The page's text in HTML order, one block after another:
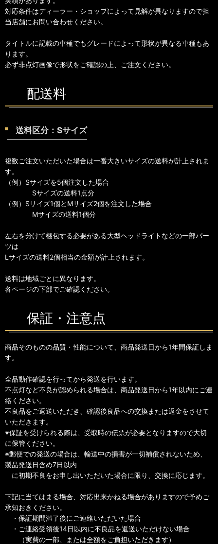
対応条件はディーラー・ショップによって見解が異なりますので担
当店舗にお問い合わせください。
タイトルに記載の車種でもグレードによって形状が異なる車種もあ
ります。
必ず非点灯画像で形状をご確認の上、ご注文ください。
配送料
送料区分：Sサイズ
複数ご注文いただいた場合は一番大きいサイズの送料が計上されま
す。
（例）Sサイズを5個注文した場合
Sサイズの送料1点分
（例）Sサイズ1個とMサイズ2個を注文した場合
Mサイズの送料1個分
左右を分けて梱包する必要がある大型ヘッドライトなどの一部パー
ツは
Lサイズの送料2個相当の金額が計上されます。
送料は地域ごとに異なります。
各ページの下部でご確認ください。
保証・注意点
商品そのものの品質・性能について、商品発送日から1年間保証しま
す。
全品動作確認を行ってから発送を行います。
不点灯など不良が認められる場合は、商品発送日から1年以内にご連
絡ください。
不良品をご返送いただき、確認後良品への交換または返金をさせて
いただきます。
※保証を受けられる際は、受取時の伝票が必要となりますので大切
に保管ください。
※郵便での発送の場合は、輸送中の損害が一切補償されないため、
製品発送日含め7日以内
に初期不良をお申し出いただいた場合に限り、交換に応じます。
下記に当てはまる場合、対応出来かねる場合がありますので予めご
承知おきください。
・保証期間満了後にご連絡いただいた場合
・ご連絡受領後14日以内に不良品を返送いただけない場合
（実費の一部、または全額をご負担いただきます）